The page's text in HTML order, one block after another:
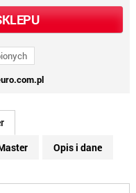
Opis i dane